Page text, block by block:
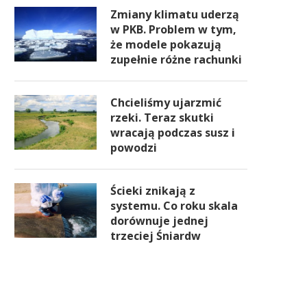
Zmiany klimatu uderzą
w PKB. Problem w tym,
że modele pokazują
zupełnie różne rachunki
Chcieliśmy ujarzmić
rzeki. Teraz skutki
wracają podczas susz i
powodzi
Ścieki znikają z
systemu. Co roku skala
dorównuje jednej
trzeciej Śniardw